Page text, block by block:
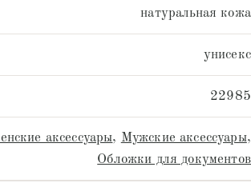
натуральная кожа
унисекс
22985
аксессуары, Мужские аксессуары,
Обложки для документов